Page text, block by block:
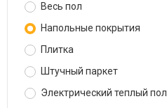
Весь пол
Напольные покрытия
Плитка
Штучный паркет
Электрический теплый пол